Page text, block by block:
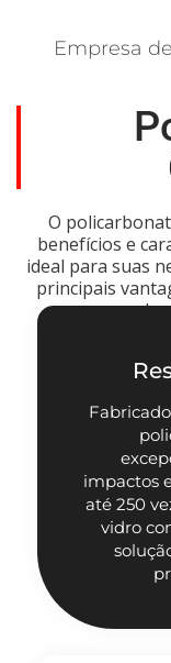
Empresa
O
benefícios e
ideal para suas
principais
pelo
impactos
até 250
vidro